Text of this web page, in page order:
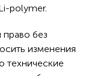
polymer.
право без
изменения
технические